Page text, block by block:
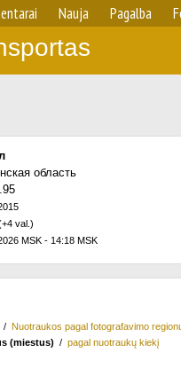
Nauja Pagalba
область
val.)
MSK - 14:18 MSK
/ Nuotraukos pagal fotografavimo
(miestus) / pagal nuotraukų kiekį